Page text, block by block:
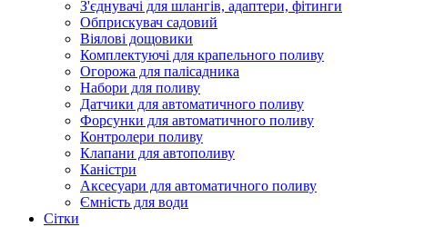
З'єднувачі для шлангів, адаптери, фітинги
Обприскувач садовий
Віялові дощовики
Комплектуючі для крапельного поливу
Огорожа для палісадника
Набори для поливу
Датчики для автоматичного поливу
Форсунки для автоматичного поливу
Контролери поливу
Клапани для автополиву
Каністри
Аксесуари для автоматичного поливу
Ємність для води
Сітки